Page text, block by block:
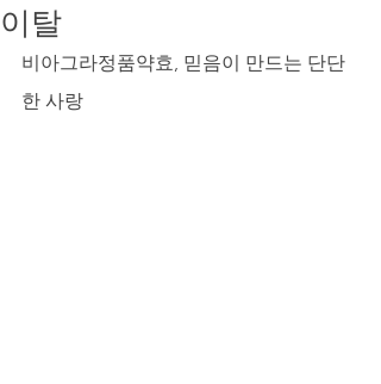
이탈
비아그라정품약효, 믿음이 만드는 단단
한 사랑